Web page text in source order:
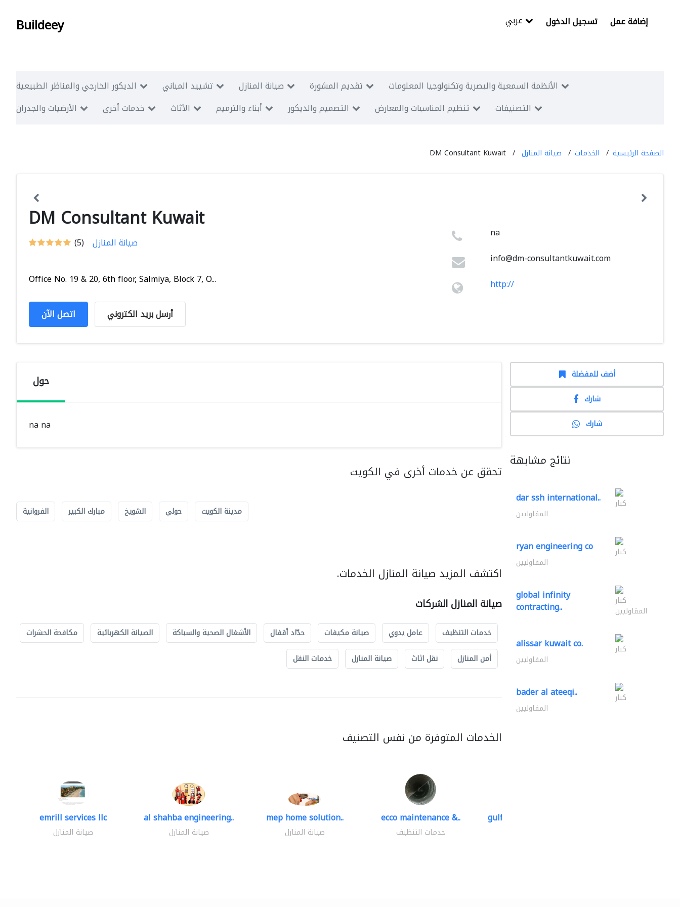
Buildeey تسجيل الدخول إضافة عمل
الديكور الخارجي والمناظر الطبيعية تشييد المباني صيانة المنازل تقديم المشورة
الأنظمة السمعية والبصرية وتكنولوجيا المعلومات
الأرضيات والجدران
خدمات أخرى الأثاث أبناء والترميم التصميم والديكور تنظيم المناسبات والمعارض التصنيفات
الصفحة الرئيسية الخدمات صيانة المنازل DM Consultant Kuwait
DM Consultant Kuwait
(5) صيانة المنازل
Office No. 19 & 20, 6th floor, Salmiya, Block 7, O...
اتصل الآن أرسل بريد الكتروني
na
info@dm-consultantkuwait.com
http://
حول
na na
تحقق عن خدمات أخرى في الكويت
مدينة الكويت حولي الشويخ مبارك الكبير الفروانية
اكتشف المزيد صيانة المنازل الخدمات.
صيانة المنازل الشركات
خدمات التنظيف عامل يدوي صيانة مكيفات حدّاد أقفال الأشغال الصحية والسباكة الصيانة الكهربائية
مكافحة الحشرات
أمن المنازل
نقل اثاث صيانة المنازل خدمات النقل
الخدمات المتوفرة من نفس التصنيف
emrill services llc
صيانة المنازل
al shahba engineering..
صيانة المنازل
mep home solution..
صيانة المنازل
ecco maintenance &..
خدمات التنظيف
gulf falcon communication
أضف للمفضلة
شارك
شارك
نتائج مشابهة
dar ssh international.. كبار
المقاوليين
ryan engineering co كبار
المقاوليين
global infinity
contracting.. كبار
المقاوليين
alissar kuwait co. كبار
المقاوليين
bader al ateeqi.. كبار
المقاوليين